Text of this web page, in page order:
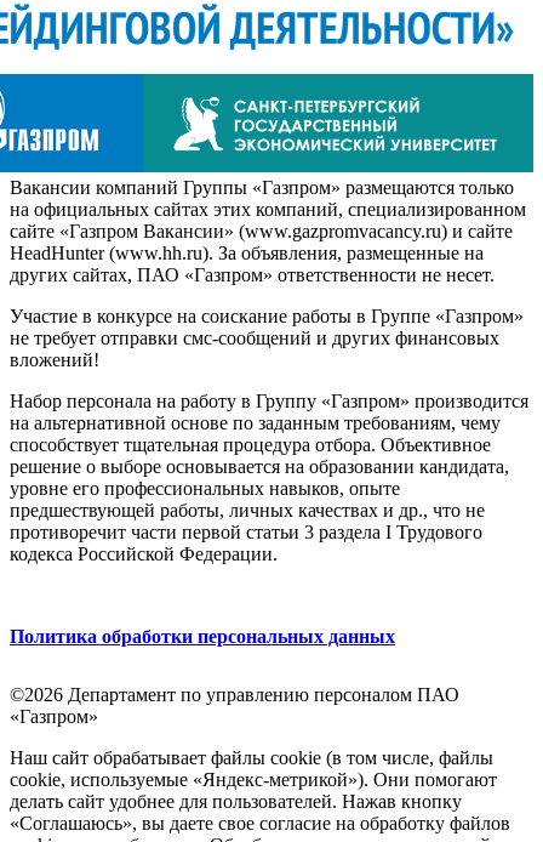
Вакансии компаний Группы «Газпром» размещаются только
на официальных сайтах этих компаний, специализированном
сайте «Газпром Вакансии» (www.gazpromvacancy.ru) и сайте
HeadHunter (www.hh.ru). За объявления, размещенные на
других сайтах, ПАО «Газпром» ответственности не несет.
Участие в конкурсе на соискание работы в Группе «Газпром»
не требует отправки смс-сообщений и других финансовых
вложений!
Набор персонала на работу в Группу «Газпром» производится
на альтернативной основе по заданным требованиям, чему
способствует тщательная процедура отбора. Объективное
решение о выборе основывается на образовании кандидата,
уровне его профессиональных навыков, опыте
предшествующей работы, личных качествах и др., что не
противоречит части первой статьи 3 раздела I Трудового
кодекса Российской Федерации.
Политика обработки персональных данных
©2026 Департамент по управлению персоналом ПАО
«Газпром»
Наш сайт обрабатывает файлы cookie (в том числе, файлы
cookie, используемые «Яндекс-метрикой»). Они помогают
делать сайт удобнее для пользователей. Нажав кнопку
«Соглашаюсь», вы даете свое согласие на обработку файлов